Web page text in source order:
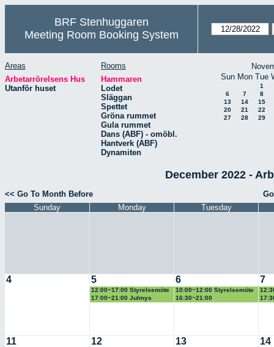
BRF Stenhuggaren
Meeting Room Booking System
Areas
Arbetarrörelsens Hus
Utanför huset
Rooms
Hammaren
Lodet
Släggan
Spettet
Gröna rummet
Gula rummet
Dans (ABF) - omöbl.
Hantverk (ABF)
Dynamiten
Sun Mon Tue
1
6
7
8
13
14
15
20
21
22
27
28 29
December 2022 -
<< Go To Month Before
Sunday
Monday Tuesday
4 5
12:00~17:00 Styrelsemöte
17:00~21:00 Julmys
6
10:00~12:00 Styrelsemöte
16:30~21:00
Fibromyalgiföreningen
7
GVN
11 12 13 14